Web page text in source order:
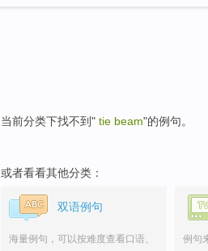
当前分类下找不到" tie beam"的例句。
或者看看其他分类：
双语例句
海量例句，可以按难度查看口语、
例句